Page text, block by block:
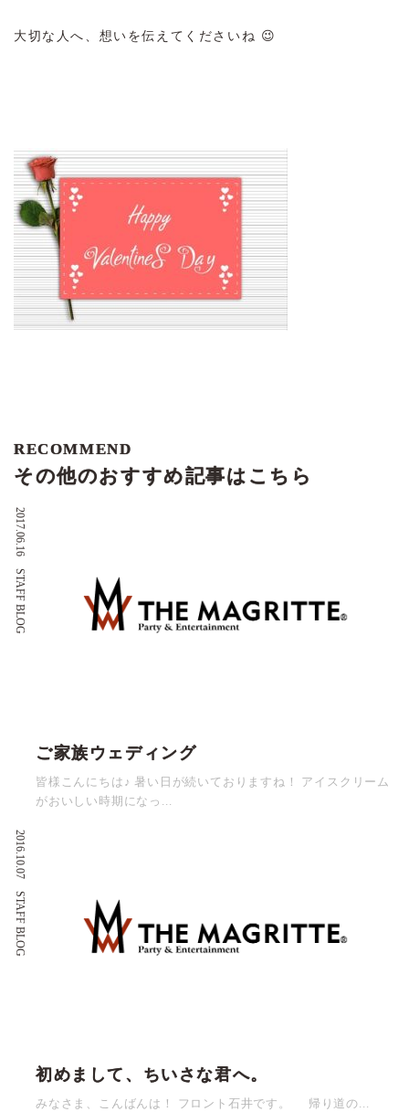
大切な人へ、想いを伝えてくださいね 😉
RECOMMEND
その他のおすすめ記事はこちら
2017.06.16
STAFF BLOG
ご家族ウェディング
皆様こんにちは♪ 暑い日が続いておりますね！ アイスクリーム
がおいしい時期になっ...
2016.10.07
STAFF BLOG
初めまして、ちいさな君へ。
みなさま、こんばんは！ フロント石井です。 帰り道の...